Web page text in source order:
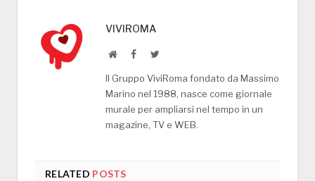
VIVIROMA
WebsiteFacebookTwitter
Il Gruppo ViviRoma fondato da Massimo
Marino nel 1988, nasce come giornale
murale per ampliarsi nel tempo in un
magazine, TV e WEB.
RELATED POSTS